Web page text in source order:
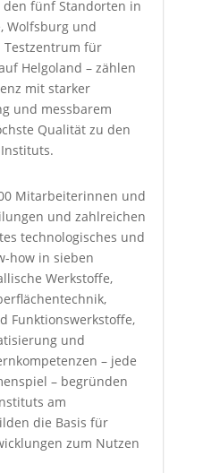
den fünf Standorten in
Wolfsburg und
Testzentrum für
Helgoland – zählen
mit starker
und messbarem
Qualität zu den
Mitarbeiterinnen und
und zahlreichen
technologisches und
how in sieben
Werkstoffe,
Funktionswerkstoffe,
und
– jede
– begründen
am
die Basis für
zum Nutzen